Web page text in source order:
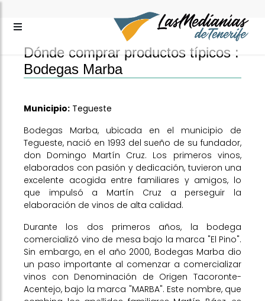
Dónde comprar productos típicos :
Bodegas Marba
Municipio: Tegueste
Bodegas Marba, ubicada en el municipio de
Tegueste, nació en 1993 del sueño de su fundador,
don Domingo Martín Cruz. Los primeros vinos,
elaborados con pasión y dedicación, tuvieron una
excelente acogida entre familiares y amigos, lo
que impulsó a Martín Cruz a perseguir la
elaboración de vinos de alta calidad.
Durante los dos primeros años, la bodega
comercializó vino de mesa bajo la marca "El Pino".
Sin embargo, en el año 2000, Bodegas Marba dio
un paso importante al comenzar a comercializar
vinos con Denominación de Origen Tacoronte-
Acentejo, bajo la marca "MARBA". Este nombre, que